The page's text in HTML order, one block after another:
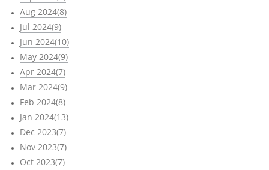
Aug 2024(8)
Jul 2024(9)
Jun 2024(10)
May 2024(9)
Apr 2024(7)
Mar 2024(9)
Feb 2024(8)
Jan 2024(13)
Dec 2023(7)
Nov 2023(7)
Oct 2023(7)